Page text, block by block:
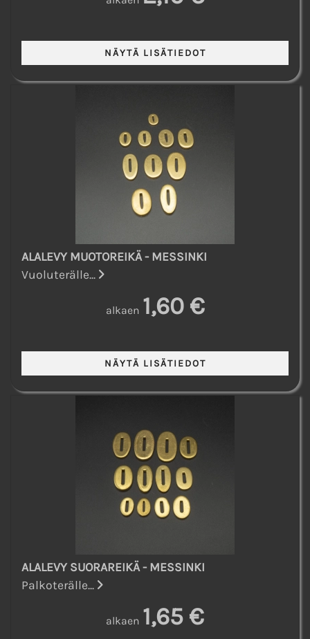
ALALEVY MUOTOREIKÄ - MESSINKI
Vuoluterälle...
alkaen 1,60 €
ALALEVY SUORAREIKÄ - MESSINKI
Palkoterälle...
alkaen 1,65 €